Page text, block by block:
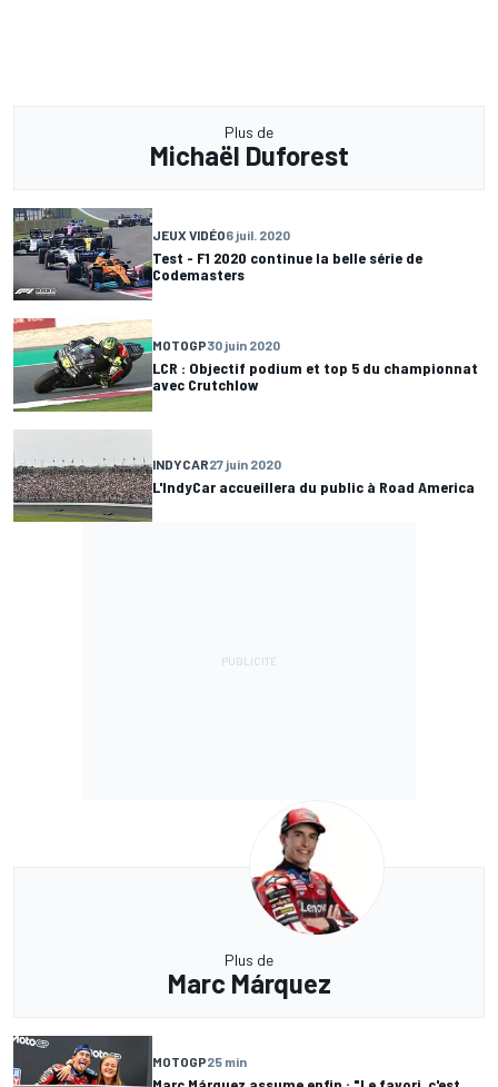
Plus de
Michaël Duforest
JEUX VIDÉO6 juil. 2020
Test - F1 2020 continue la belle série de
Codemasters
MOTOGP30 juin 2020
LCR : Objectif podium et top 5 du championnat
avec Crutchlow
INDYCAR27 juin 2020
L'IndyCar accueillera du public à Road America
Plus de
Marc Márquez
MOTOGP25 min